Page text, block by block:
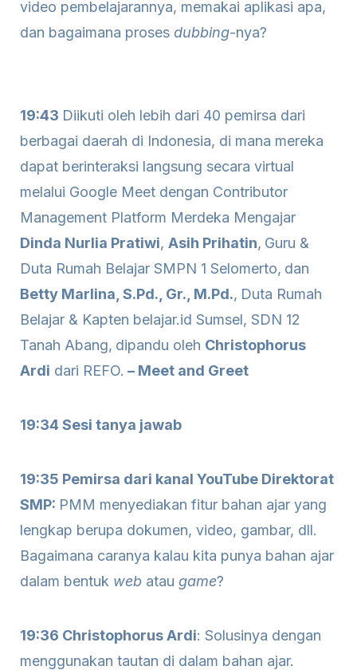
video pembelajarannya, memakai aplikasi apa,
dan bagaimana proses dubbing-nya?
19:43 Diikuti oleh lebih dari 40 pemirsa dari
berbagai daerah di Indonesia, di mana mereka
dapat berinteraksi langsung secara virtual
melalui Google Meet dengan Contributor
Management Platform Merdeka Mengajar
Dinda Nurlia Pratiwi, Asih Prihatin, Guru &
Duta Rumah Belajar SMPN 1 Selomerto, dan
Betty Marlina, S.Pd., Gr., M.Pd., Duta Rumah
Belajar & Kapten belajar.id Sumsel, SDN 12
Tanah Abang, dipandu oleh Christophorus
Ardi dari REFO. – Meet and Greet
19:34 Sesi tanya jawab
19:35 Pemirsa dari kanal YouTube Direktorat
SMP: PMM menyediakan fitur bahan ajar yang
lengkap berupa dokumen, video, gambar, dll.
Bagaimana caranya kalau kita punya bahan ajar
dalam bentuk web atau game?
19:36 Christophorus Ardi: Solusinya dengan
menggunakan tautan di dalam bahan ajar.